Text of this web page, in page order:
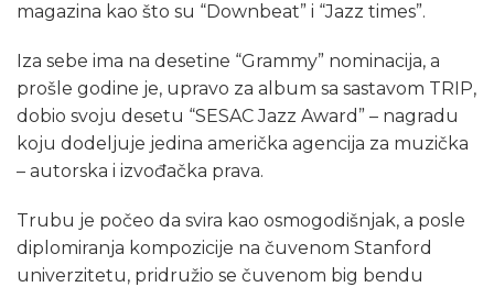
magazina kao što su “Downbeat” i “Jazz times”.
Iza sebe ima na desetine “Grammy” nominacija, a
prošle godine je, upravo za album sa sastavom TRIP,
dobio svoju desetu “SESAC Jazz Award” – nagradu
koju dodeljuje jedina američka agencija za muzička
– autorska i izvođačka prava.
Trubu je počeo da svira kao osmogodišnjak, a posle
diplomiranja kompozicije na čuvenom Stanford
univerzitetu, pridružio se čuvenom big bendu